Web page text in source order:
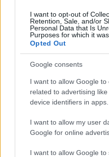
I want to opt-out of
Retention, Sale, and/or
Personal Data that Is
Purposes for which it
Opted Out
Google consents
I want to allow Google to
related to advertising
device identifiers in apps.
I want to allow my user
Google for online
I want to allow Google to
Szombaton lesz a
Orient című darabnak,
Színház igazgatója,